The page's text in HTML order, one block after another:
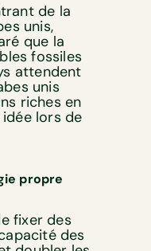
de la
unis,
que la
fossiles
attendent
unis
riches en
lors de
propre
fixer des
des